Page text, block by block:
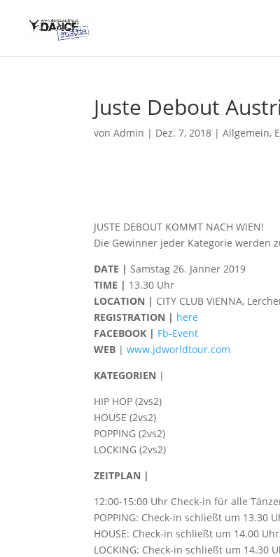
Juste Debout
vonAdmin | Dez. 7, 2018 |Allgemein,
JUSTE DEBOUT KOMMT NACH WIEN!
Die Gewinner jeder Kategorie werden
DATE |Samstag 26. Jänner 2019
TIME | 13.30 Uhr
LOCATION | CITY CLUB VIENNA,
REGISTRATION | here
FACEBOOK | Fb-Event
WEB |www.jdworldtour.com
KATEGORIEN |
HIP HOP (2vs2)
HOUSE (2vs2)
POPPING (2vs2)
LOCKING (2vs2)
ZEITPLAN |
12:00-15:00 Uhr Check-in für alle
POPPING: Check-in schließt um 13.30
HOUSE: Check-in schließt um 14.00 Uhr
LOCKING: Check-in schließt um 14.30